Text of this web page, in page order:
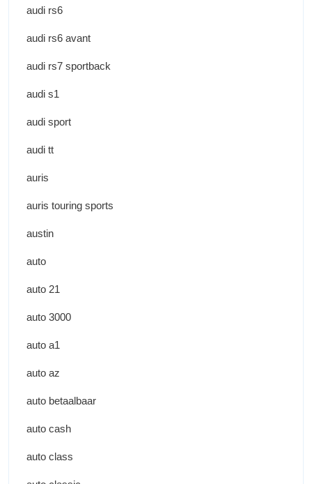
audi rs6
audi rs6 avant
audi rs7 sportback
audi s1
audi sport
audi tt
auris
auris touring sports
austin
auto
auto 21
auto 3000
auto a1
auto az
auto betaalbaar
auto cash
auto class